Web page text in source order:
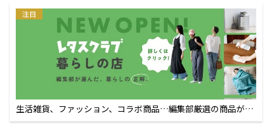
注目
生活雑貨、ファッション、コラボ商品…編集部厳選の商品が買
えるECサイト